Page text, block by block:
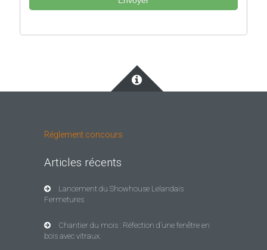
Réglement concours
Articles récents
Lancement du Showhouse Lelandais
Fermetures
Chantier du mois : Réfection d’une fenêtre en
bois avec vitraux.